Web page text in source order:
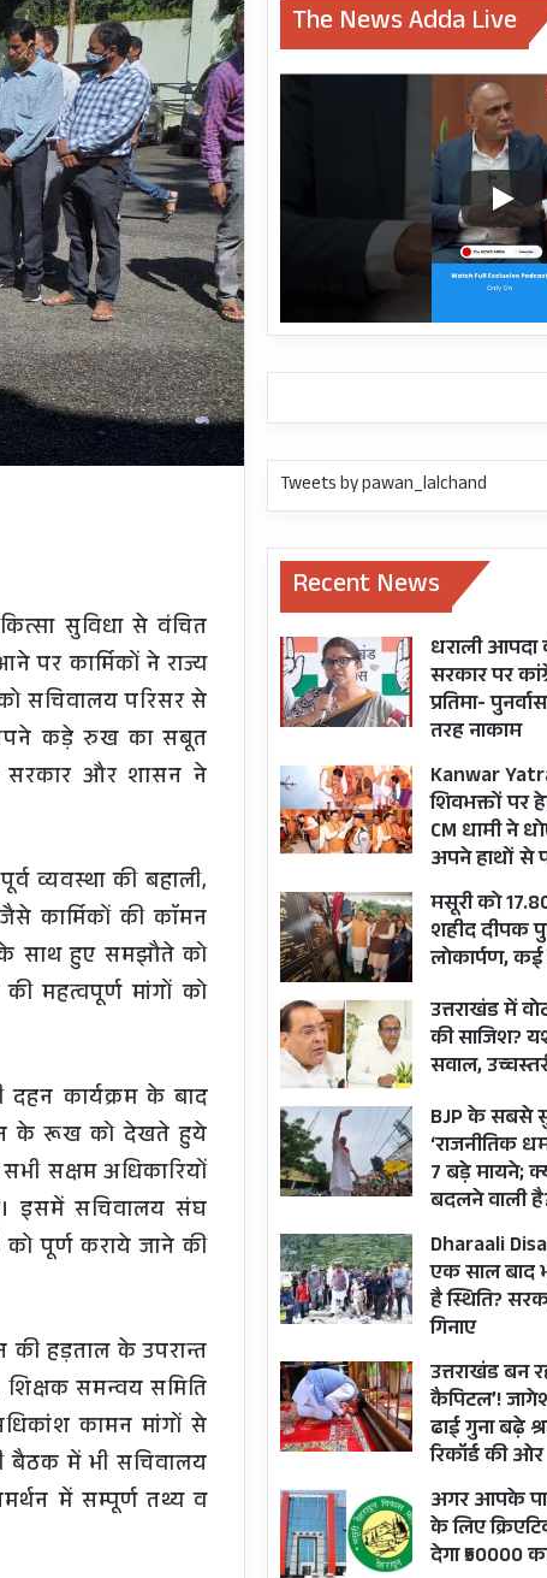
सुविधा से वंचित
पर कार्मिकों ने राज्य
सचिवालय परिसर से
अपने कड़े रुख का सबूत
सरकार और शासन ने
व्यवस्था की बहाली,
कार्मिकों की काॅमन
के साथ हुए समझौते को
महत्वपूर्ण मांगों को
दहन कार्यक्रम के बाद
के रूख को देखते हुये
सक्षम अधिकारियों
इसमें सचिवालय संघ
को पूर्ण कराये जाने की
की हड़ताल के उपरान्त
समन्वय समिति
कामन मांगों से
बैठक में भी सचिवालय
में सम्पूर्ण तथ्य व
The News Adda Live
Tweets by pawan_lalchand
Recent News
धराली आपदा
सरकार पर
प्रतिमा-
तरह नाकाम
Kanwar
शिवभक्तों पर
CM धामी ने
अपने हाथों से
मसूरी को
शहीद दीपक
लोकार्पण,
उत्तराखंड में
की साजिश?
सवाल,
BJP के सबसे
‘राजनीतिक
7 बड़े मायने;
बदलने वाली
Dharaali
एक साल बाद
है स्थिति?
गिनाए
उत्तराखंड बन
कैपिटल’!
ढाई गुना बढ़े
रिकॉर्ड की ओर
अगर आपके
के लिए
देगा ₹50000